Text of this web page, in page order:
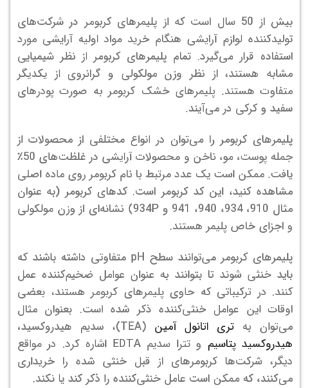
بیش از 50 سال است که از پلیمرهای کربومر در شرکت‌های
تولیدکننده لوازم آرایشی هنگام خرید مواد اولیه آرایشی مورد
استفاده قرار می‌گیرد. تمام پلیمرهای کربومر از نظر شیمیایی
مشابه هستند، از نظر وزن مولکولی و گرانروی از یکدیگر
متفاوت هستند. پلیمرهای خشک کربومر به صورت پودرهای
سفید و کرکی در می‌آیند.
پلیمرهای کربومر را می‌توان در انواع مختلفی از محصولات از
جمله پوست، مو، ناخن و محصولات آرایشی در غلظت‌های 50٪
یافت. ممکن است یک عدد مرتبط با نام کربومر روی ماده اصلی
مشاهده کنید، این کد کربومر است. کدهای کربومر (به عنوان
مثال 910، 934، 940، 941 و 934P) نشانه‌ای از وزن مولکولی
و اجزای خاص پلیمر هستند.
پلیمرهای کربومر می‌توانند سطح pH متفاوتی داشته باشند که
باید خنثی شوند تا بتوانند به عنوان عوامل ضخیم‌کننده عمل
کنند. در ترکیباتی که حاوی پلیمرهای کربومر هستند، بعضی
اوقات این عوامل خنثی‌کننده ذکر شده است. بعنوان مثال
می‌توان به تری اتانول آمین (TEA)، سدیم هیدروکسید،
هیدروکسید پتاسیم
و تترا سدیم EDTA اشاره کرد. در مواقع
دیگر، شرکت‌ها کربومرهای از قبل خنثی شده را خریداری
می‌کنند، که ممکن است عامل خنثی‌کننده را ذکر کند یا نکند.